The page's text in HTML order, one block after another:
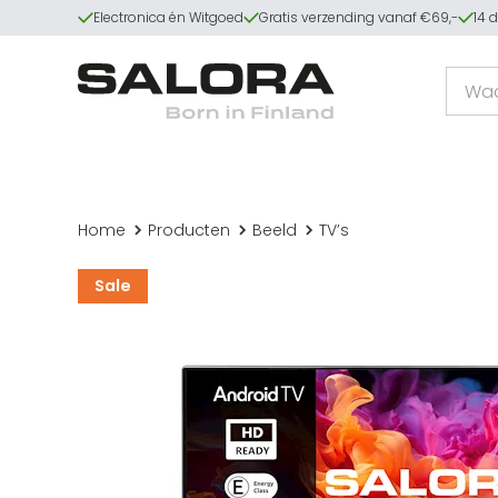
Electronica én Witgoed Gratis verzending vanaf €69,- 14
Home Producten Beeld TV’s
Sale